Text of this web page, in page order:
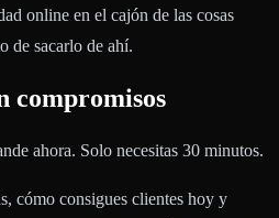
online en el cajón de las cosas
de sacarlo de ahí.
compromisos
ahora. Solo necesitas 30 minutos.
cómo consigues clientes hoy y